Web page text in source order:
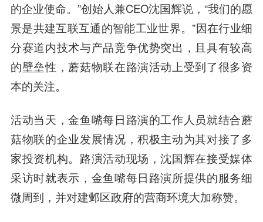
的企业使命。”创始人兼CEO沈国辉说，“我们的愿
景是共建互联互通的智能工业世界。”因在行业细
分赛道内技术与产品竞争优势突出，且具有较高
的壁垒性，蘑菇物联在路演活动上受到了很多资
本的关注。
活动当天，金鱼嘴每日路演的工作人员就结合蘑
菇物联的企业发展情况，积极主动为其对接了多
家投资机构。路演活动现场，沈国辉在接受媒体
采访时就表示，金鱼嘴每日路演所提供的服务细
微周到，并对建邺区政府的营商环境大加称赞。